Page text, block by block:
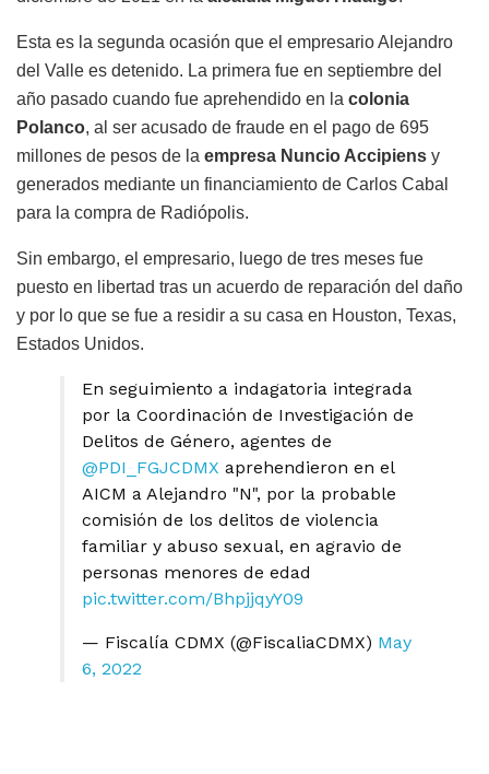
Esta es la segunda ocasión que el empresario Alejandro
del Valle es detenido. La primera fue en septiembre del
año pasado cuando fue aprehendido en la colonia
Polanco, al ser acusado de fraude en el pago de 695
millones de pesos de la empresa Nuncio Accipiens y
generados mediante un financiamiento de Carlos Cabal
para la compra de Radiópolis.
Sin embargo, el empresario, luego de tres meses fue
puesto en libertad tras un acuerdo de reparación del daño
y por lo que se fue a residir a su casa en Houston, Texas,
Estados Unidos.
En seguimiento a indagatoria integrada
por la Coordinación de Investigación de
Delitos de Género, agentes de
@PDI_FGJCDMX aprehendieron en el
AICM a Alejandro "N", por la probable
comisión de los delitos de violencia
familiar y abuso sexual, en agravio de
personas menores de edad
pic.twitter.com/BhpjjqyY09
— Fiscalía CDMX (@FiscaliaCDMX) May
6, 2022